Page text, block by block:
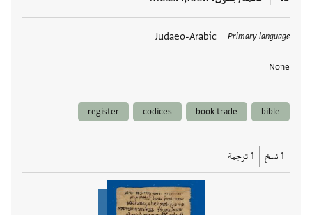
Primary language
Judaeo-Arabic
None
العلامات
bible
book trade
codices
register
1 نسخ 1 ترجمة